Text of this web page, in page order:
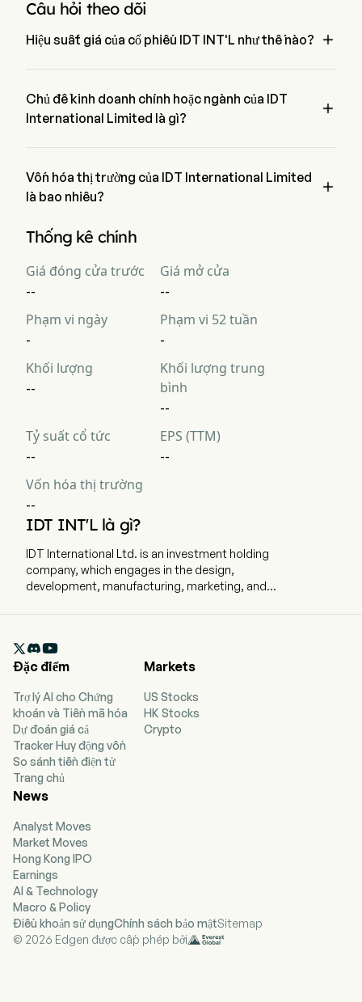
manufacturing and sales of lifestyle electronic products and
smart wearable devices, providing solutions and hardware
products related to fashion, health and smart technologies.
Câu hỏi theo dõi
Hiệu suất giá của cổ phiếu IDT INT'L như thế nào? 
Chủ đề kinh doanh chính hoặc ngành của IDT
International Limited là gì?

Vốn hóa thị trường của IDT International Limited
là bao nhiêu?

$NaN
Thống kê chính
Giá đóng cửa trước
--
Giá mở cửa
--
Phạm vi ngày
-
Phạm vi 52 tuần
-
Khối lượng
--
Khối lượng trung
bình
--
Tỷ suất cổ tức
--
EPS (TTM)
--
Vốn hóa thị trường
--
IDT INT'L là gì?
IDT International Ltd. is an investment holding
company, which engages in the design,
development, manufacturing, marketing, and
development, manufacturing and sales of
lifestyle electronic products and smart wearable
products related to fashion, health and smart
technologies.

Đặc điểm
Trợ lý AI cho Chứng
khoán và Tiền mã hóa
Dự đoán giá cả
Tracker Huy động vốn
So sánh tiền điện tử
Trang chủ
Markets
US Stocks
HK Stocks
Crypto
News
Analyst Moves
Market Moves
Hong Kong IPO
Earnings
AI & Technology
Macro & Policy
Điều khoản sử dụngChính sách bảo mậtSitemap
© 2026 Edgen được cấp phép bởi